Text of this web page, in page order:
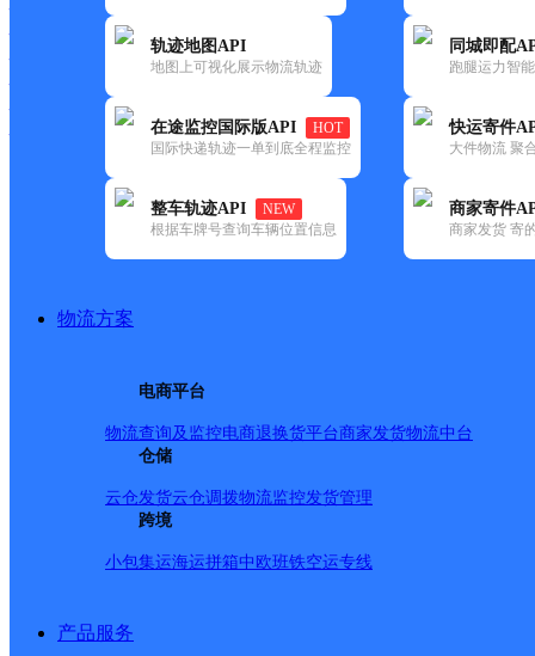
轨迹地图API
地图上可视化展示物流轨迹
在途监控国际版API
HOT
国际快递轨迹一单到底全程监控
整车轨迹API
NEW
根据车牌号查询车辆位置信息
同城即配
跑腿运力智
快运寄件
大件物流 聚
商家寄件
商家发货 寄
物流方案
电商平台
物流查询及监控电商退换货平台商家发货物流中台
仓储
云仓发货云仓调拨物流监控发货管理
跨境
小包集运海运拼箱中欧班铁空运专线
产品服务
城市：湘西土家族苗族自治州 ✕ 清空已选
韵达速递(15)
湘西土家族苗族自治州,
16号小卖部
顺丰速运 更多号码
派送范围:全境